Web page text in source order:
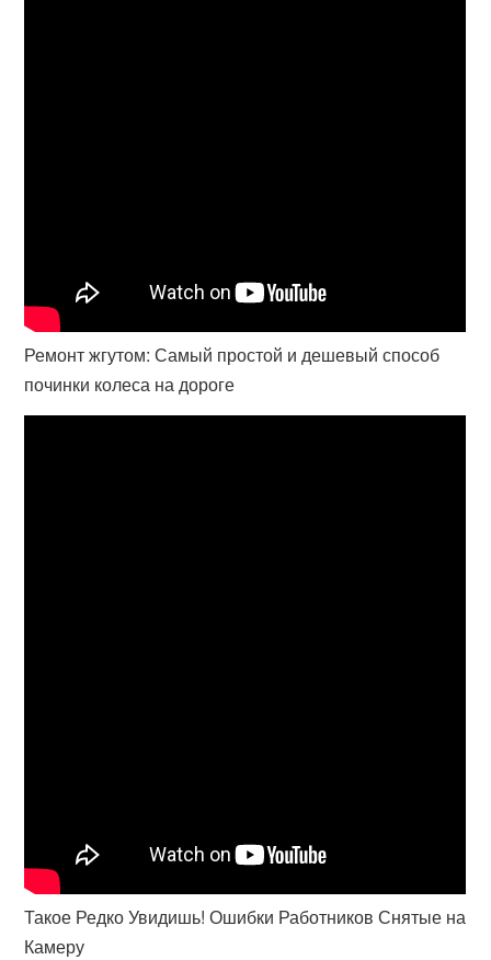
Ремонт жгутом: Самый простой и дешевый способ
починки колеса на дороге
Такое Редко Увидишь! Ошибки Работников Снятые на
Камеру